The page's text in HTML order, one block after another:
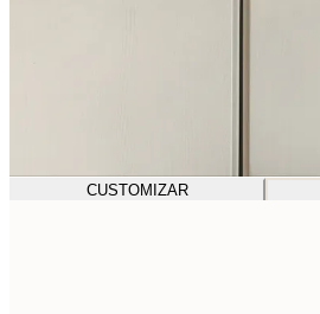
CUSTOMIZAR